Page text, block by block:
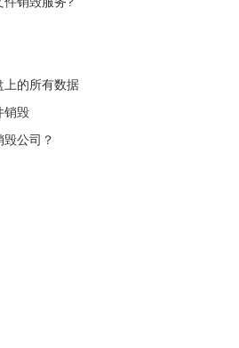
上的所有数据
销毁
公司？